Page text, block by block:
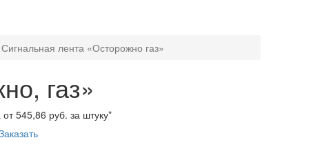
Сигнальная лента «Осторожно газ»
газ»
от545,86 руб. за штуку*